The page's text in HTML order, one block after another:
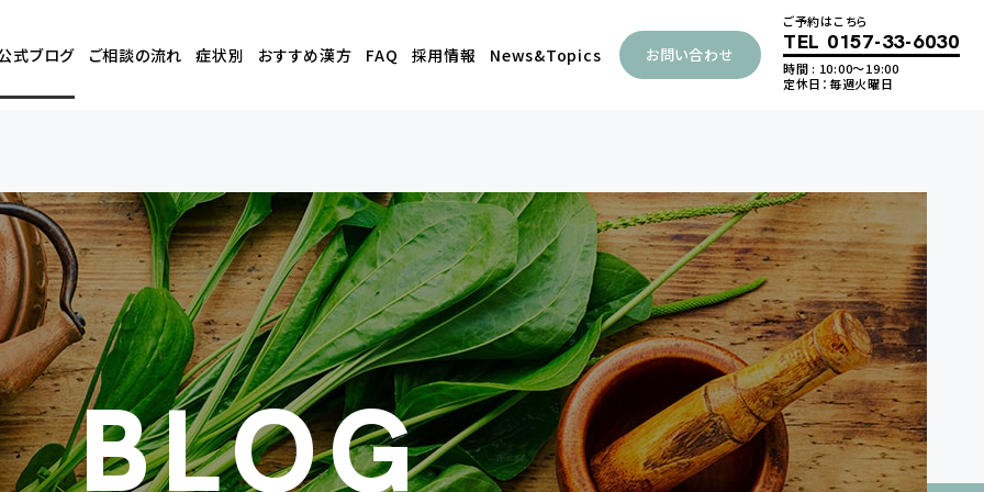
式ブログ ご相談の流れ 症状別 おすすめ漢方 FAQ 採用情報 News&Topics お問い合わせ
ご予約はこちら
TEL 0157-33-6030
時間 : 10:00～19:00
定休日：毎週火曜日
BLOG